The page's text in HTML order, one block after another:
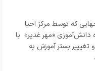
که توسط مرکز احیا
دانش‌آموزی «مهر غدیر» با
بستر آموزش به
.